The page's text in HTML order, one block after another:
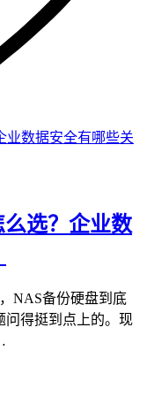
么选？企业数
NAS备份硬盘到底
问得挺到点上的。现